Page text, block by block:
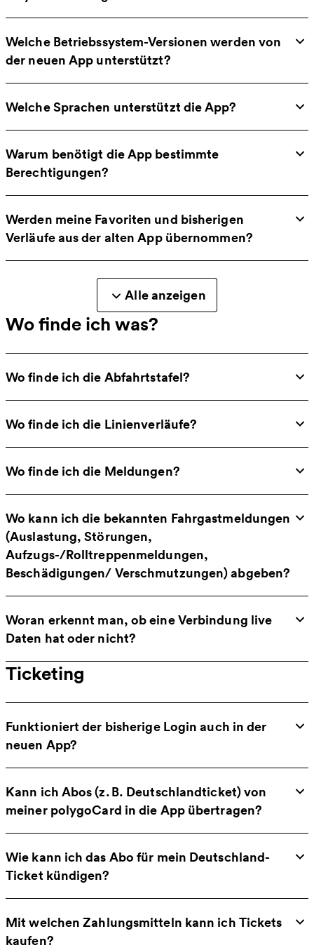
Welche Betriebssystem-Versionen werden von
der neuen App unterstützt?
Welche Sprachen unterstützt die App?
Warum benötigt die App bestimmte
Berechtigungen?
Werden meine Favoriten und bisherigen
Verläufe aus der alten App übernommen?
Alle anzeigen
Wo finde ich was?
Wo finde ich die Abfahrtstafel?
Wo finde ich die Linienverläufe?
Wo finde ich die Meldungen?
Wo kann ich die bekannten Fahrgastmeldungen
(Auslastung, Störungen,
Aufzugs-/Rolltreppenmeldungen,
Beschädigungen/ Verschmutzungen) abgeben?
Woran erkennt man, ob eine Verbindung live
Daten hat oder nicht?
Ticketing
Funktioniert der bisherige Login auch in der
neuen App?
Kann ich Abos (z. B. Deutschlandticket) von
meiner polygoCard in die App übertragen?
Wie kann ich das Abo für mein Deutschland-
Ticket kündigen?
Mit welchen Zahlungsmitteln kann ich Tickets
kaufen?